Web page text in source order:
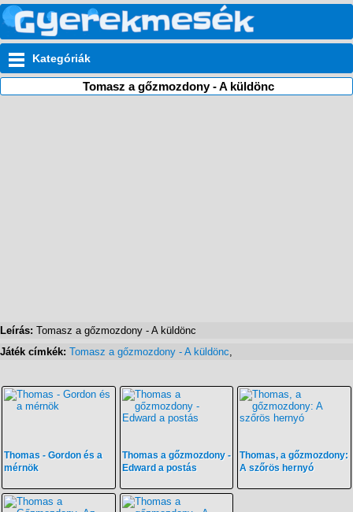
Kategóriák
Tomasz a gőzmozdony - A küldönc
Leírás: Tomasz a gőzmozdony - A küldönc
Játék címkék: Tomasz a gőzmozdony - A küldönc,
Thomas - Gordon és a
mérnök
Thomas a gőzmozdony -
Edward a postás
Thomas, a gőzmozdony:
A szőrös hernyó